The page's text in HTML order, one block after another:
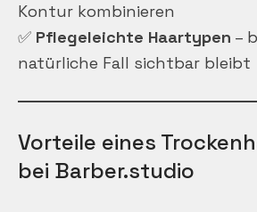
Kontur kombinieren
✅ Pflegeleichte Haartypen –
natürliche Fall sichtbar bleibt
Vorteile eines
bei Barber.studio